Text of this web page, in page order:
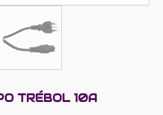
TRÉBOL 10A